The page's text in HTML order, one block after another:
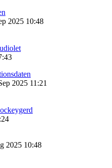
2025 10:48
2025 11:21
2025 10:48